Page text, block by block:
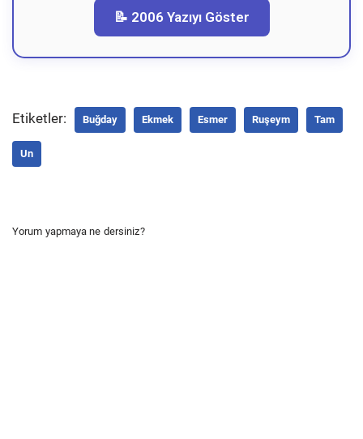
📝 2006 Yazıyı Göster
Etiketler: Buğday Ekmek Esmer Ruşeym Tam
Un
Yorum yapmaya ne dersiniz?